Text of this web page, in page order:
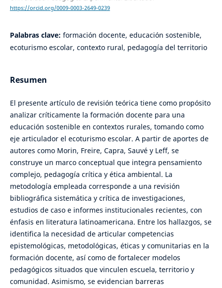
https://orcid.org/0009-0003-2649-0239
Palabras clave: formación docente, educación sostenible,
ecoturismo escolar, contexto rural, pedagogía del territorio
Resumen
El presente artículo de revisión teórica tiene como propósito
analizar críticamente la formación docente para una
educación sostenible en contextos rurales, tomando como
eje articulador el ecoturismo escolar. A partir de aportes de
autores como Morin, Freire, Capra, Sauvé y Leff, se
construye un marco conceptual que integra pensamiento
complejo, pedagogía crítica y ética ambiental. La
metodología empleada corresponde a una revisión
bibliográfica sistemática y crítica de investigaciones,
estudios de caso e informes institucionales recientes, con
énfasis en literatura latinoamericana. Entre los hallazgos, se
identifica la necesidad de articular competencias
epistemológicas, metodológicas, éticas y comunitarias en la
formación docente, así como de fortalecer modelos
pedagógicos situados que vinculen escuela, territorio y
comunidad. Asimismo, se evidencian barreras